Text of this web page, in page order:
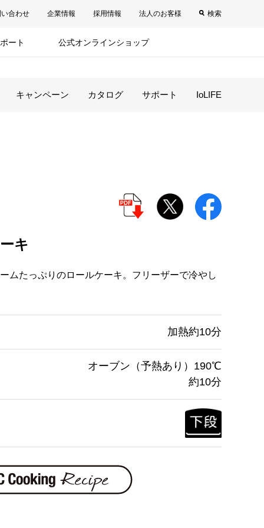
合わせ 企業情報 採用情報 法人のお客様 検索
ート 公式オンラインショップ
キャンペーン カタログ サポート IoLIFE
キ
ムたっぷりのロールケーキ。フリーザーで冷やし
加熱約10分
オーブン（予熱あり）190℃
約10分